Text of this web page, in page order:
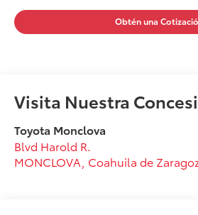
Obtén una
Visita Nuestra
Toyota Monclova
Blvd Harold R.
MONCLOVA Coahuila de